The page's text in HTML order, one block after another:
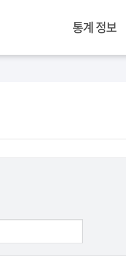
통계 정보